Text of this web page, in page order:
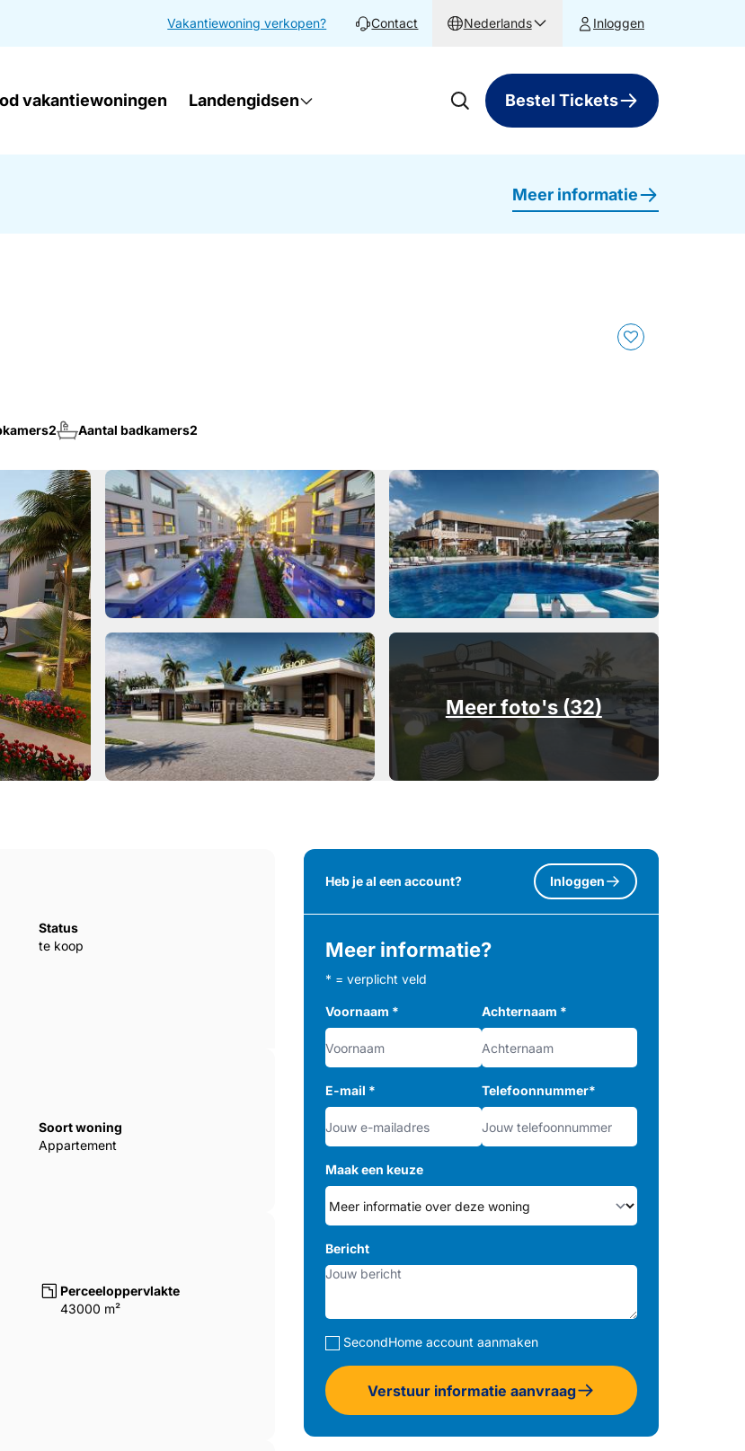
Vakantiewoning verkopen? Contact Nederlands Inloggen
vakantiewoningen Landengidsen Bestel Tickets
Meer informatie
2 Aantal badkamers2
Meer foto's (32)
Status
te koop
Soort woning
Appartement
Perceeloppervlakte
43000 m²
Heb je al een account? Inloggen
Meer informatie?
* = verplicht veld
Voornaam * Achternaam *
E-mail * Telefoonnummer*
Maak een keuze
Bericht
SecondHome account aanmaken
Verstuur informatie aanvraag